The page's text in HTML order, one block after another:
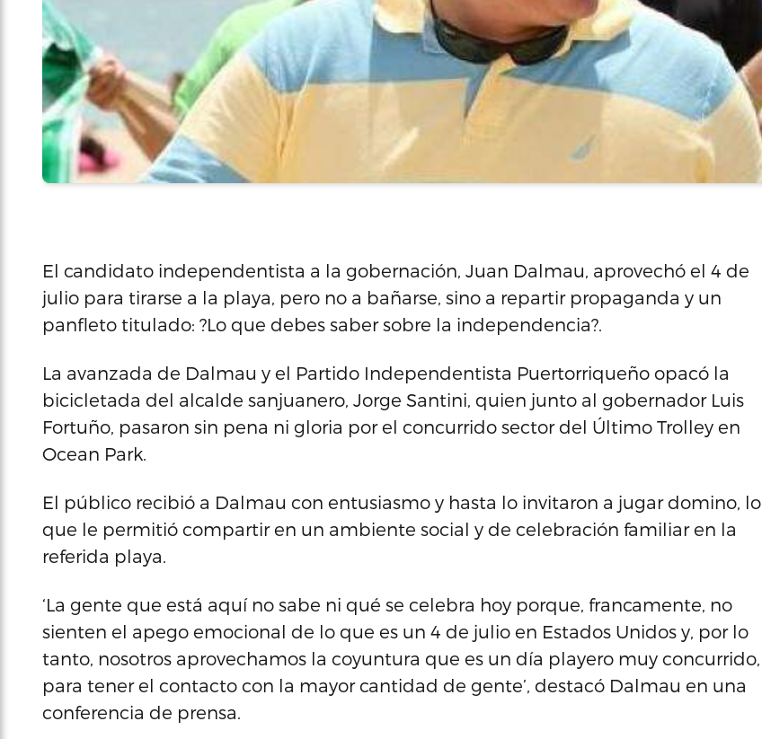
El candidato independentista a la gobernación, Juan Dalmau, aprovechó el 4 de
julio para tirarse a la playa, pero no a bañarse, sino a repartir propaganda y un
panfleto titulado: ?Lo que debes saber sobre la independencia?.
La avanzada de Dalmau y el Partido Independentista Puertorriqueño opacó la
bicicletada del alcalde sanjuanero, Jorge Santini, quien junto al gobernador Luis
Fortuño, pasaron sin pena ni gloria por el concurrido sector del Último Trolley en
Ocean Park.
El público recibió a Dalmau con entusiasmo y hasta lo invitaron a jugar domino, lo
que le permitió compartir en un ambiente social y de celebración familiar en la
referida playa.
‘La gente que está aquí no sabe ni qué se celebra hoy porque, francamente, no
sienten el apego emocional de lo que es un 4 de julio en Estados Unidos y, por lo
tanto, nosotros aprovechamos la coyuntura que es un día playero muy concurrido,
para tener el contacto con la mayor cantidad de gente’, destacó Dalmau en una
conferencia de prensa.